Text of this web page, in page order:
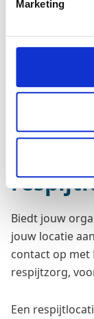
Marketing
Meld
Biedt jouw
jouw locatie
contact op met
respijtzorg,
Een